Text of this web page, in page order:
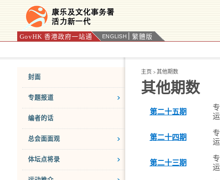
GovHK 香港政府一站通 ENGLISH 繁體版
封面
专题报道
编者的话
总会面面观
体坛点将录
主页 > 其他期数
其他期数
第二十五期
第二十四期
第二十三期